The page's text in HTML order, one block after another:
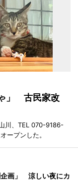
」 古民家改
川、TEL 070-9186-
ープンした。
企画」 涼しい夜にカ